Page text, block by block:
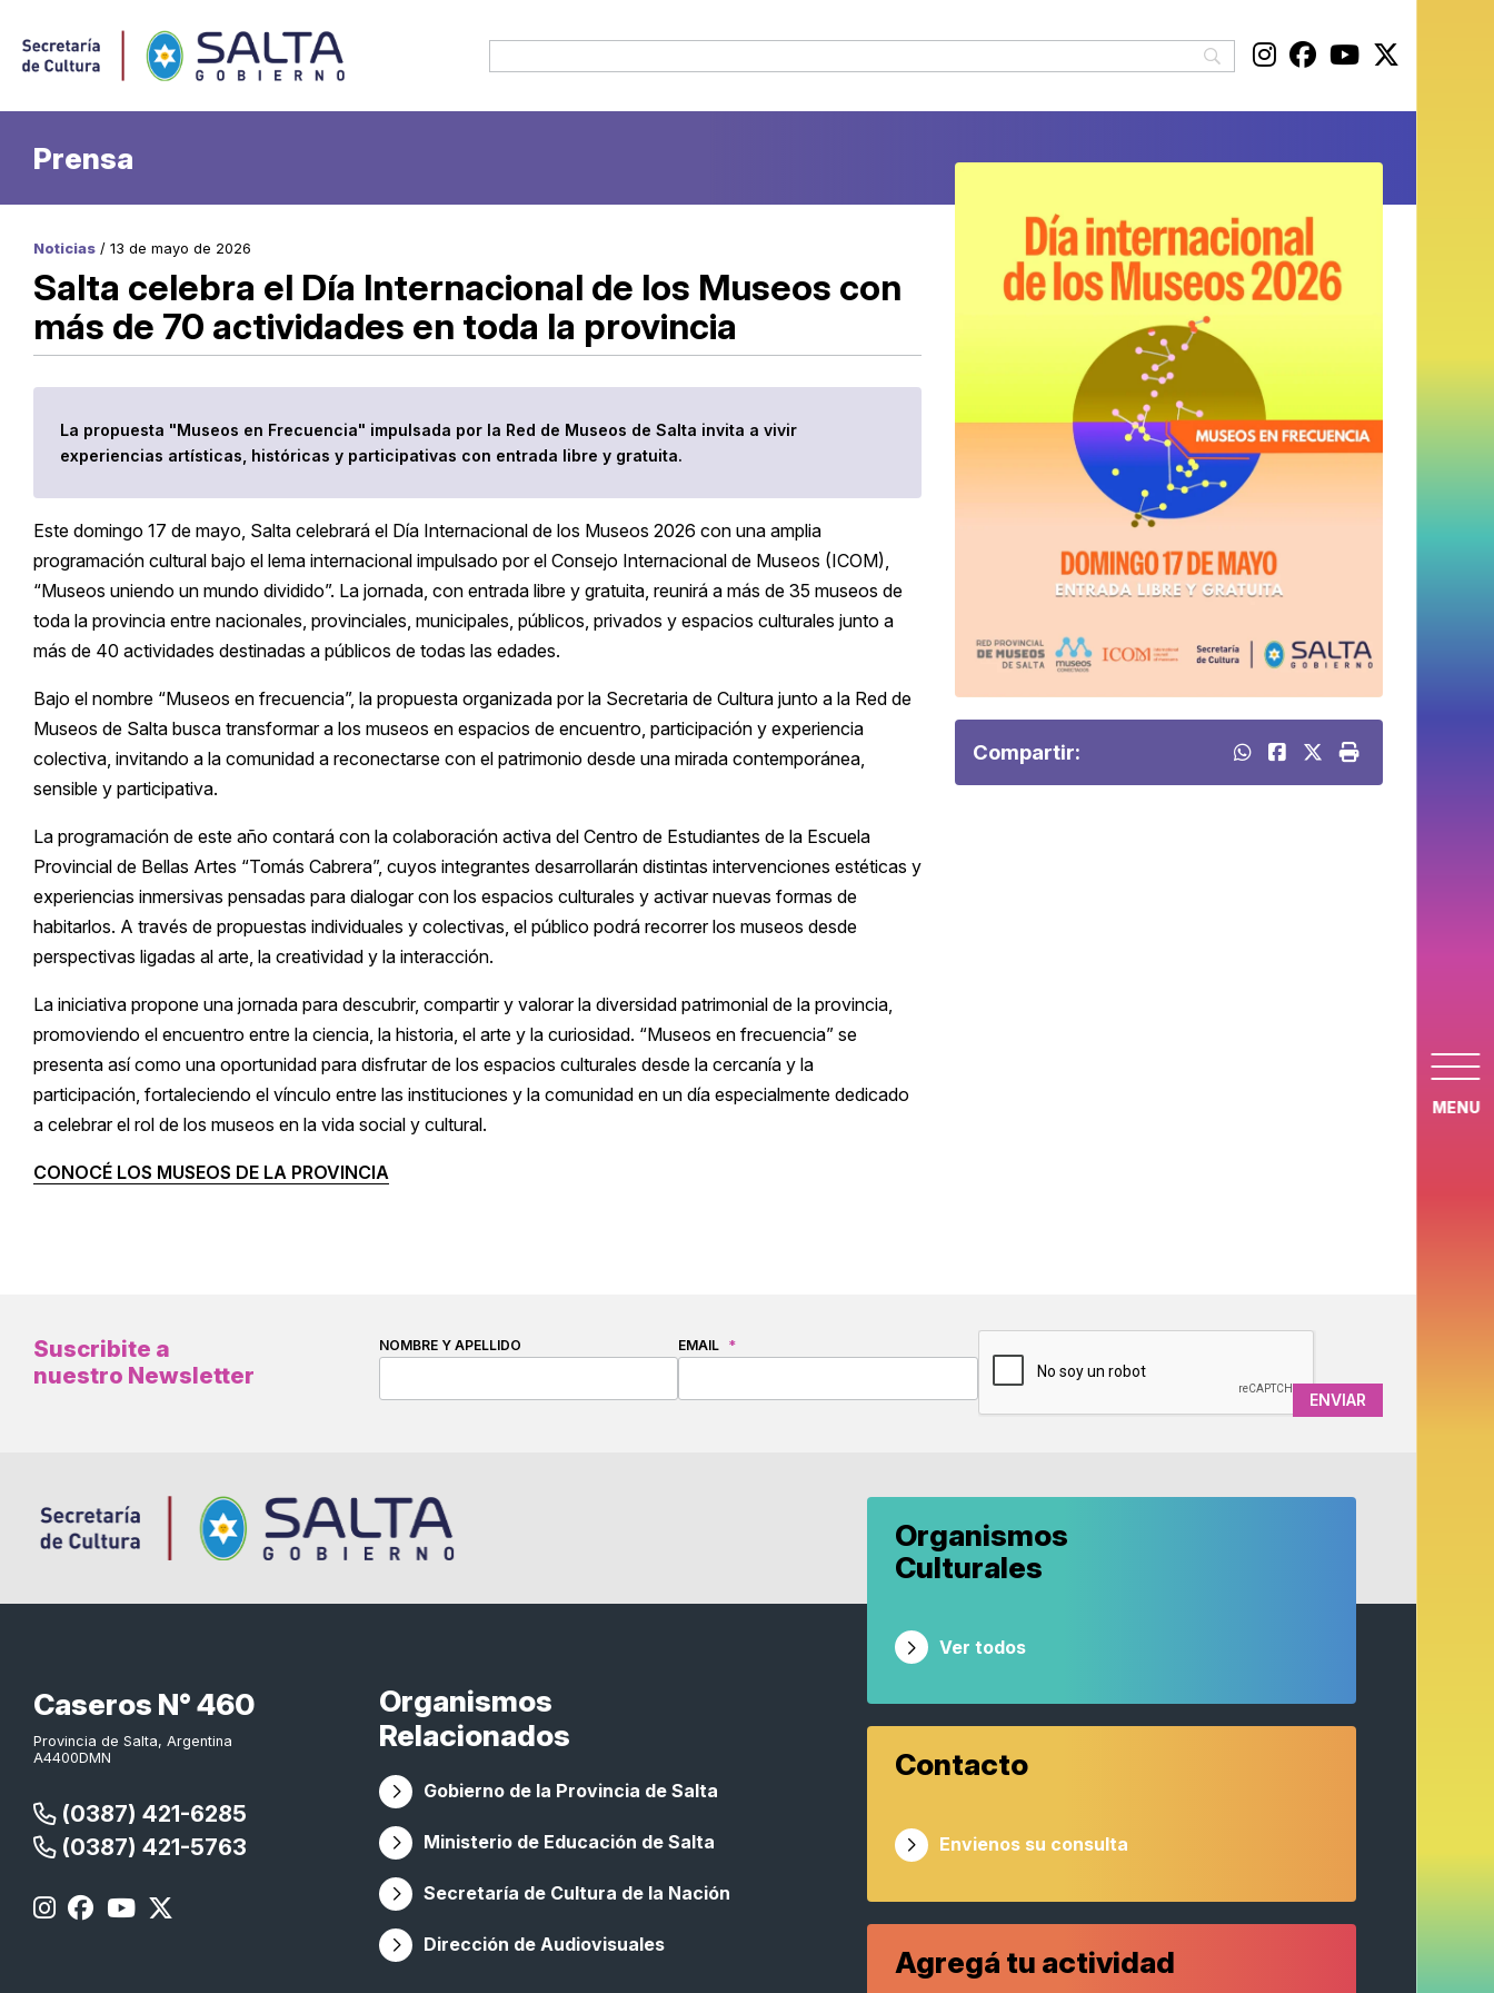
MENU
Prensa
Noticias / 13 de mayo de 2026
Salta celebra el Día Internacional de los Museos con
más de 70 actividades en toda la provincia
La propuesta "Museos en Frecuencia" impulsada por la Red de Museos de Salta invita a vivir
experiencias artísticas, históricas y participativas con entrada libre y gratuita.
Este domingo 17 de mayo, Salta celebrará el Día Internacional de los Museos 2026 con una amplia
programación cultural bajo el lema internacional impulsado por el Consejo Internacional de Museos (ICOM),
“Museos uniendo un mundo dividido”. La jornada, con entrada libre y gratuita, reunirá a más de 35 museos de
toda la provincia entre nacionales, provinciales, municipales, públicos, privados y espacios culturales junto a
más de 40 actividades destinadas a públicos de todas las edades.
Bajo el nombre “Museos en frecuencia”, la propuesta organizada por la Secretaria de Cultura junto a la Red de
Museos de Salta busca transformar a los museos en espacios de encuentro, participación y experiencia
colectiva, invitando a la comunidad a reconectarse con el patrimonio desde una mirada contemporánea,
sensible y participativa.
La programación de este año contará con la colaboración activa del Centro de Estudiantes de la Escuela
Provincial de Bellas Artes “Tomás Cabrera”, cuyos integrantes desarrollarán distintas intervenciones estéticas y
experiencias inmersivas pensadas para dialogar con los espacios culturales y activar nuevas formas de
habitarlos. A través de propuestas individuales y colectivas, el público podrá recorrer los museos desde
perspectivas ligadas al arte, la creatividad y la interacción.
La iniciativa propone una jornada para descubrir, compartir y valorar la diversidad patrimonial de la provincia,
promoviendo el encuentro entre la ciencia, la historia, el arte y la curiosidad. “Museos en frecuencia” se
presenta así como una oportunidad para disfrutar de los espacios culturales desde la cercanía y la
participación, fortaleciendo el vínculo entre las instituciones y la comunidad en un día especialmente dedicado
a celebrar el rol de los museos en la vida social y cultural.
CONOCÉ LOS MUSEOS DE LA PROVINCIA
Compartir:
Suscribite a
nuestro Newsletter
NOMBRE Y APELLIDO EMAIL *
Caseros N° 460
Provincia de Salta, Argentina
A4400DMN
(0387) 421-6285
(0387) 421-5763
Organismos
Relacionados
Gobierno de la Provincia de Salta
Ministerio de Educación de Salta
Secretaría de Cultura de la Nación
Dirección de Audiovisuales
Organismos
Culturales
Ver todos
Contacto
Envienos su consulta
Agregá tu actividad